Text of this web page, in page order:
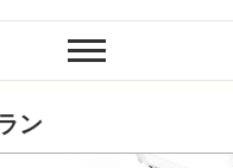
Headline
ン